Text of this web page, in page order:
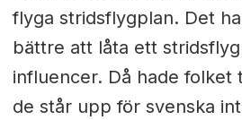
flyga stridsflygplan. Det
bättre att låta ett
influencer. Då hade folket
de står upp för svenska